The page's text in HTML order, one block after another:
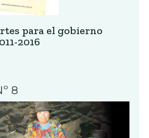
para el gobierno
2016
8